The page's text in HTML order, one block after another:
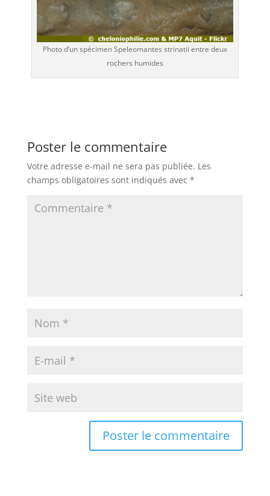
Photo d’un spécimen Speleomantes strinatii entre deux
rochers humides
Poster le commentaire
Votre adresse e-mail ne sera pas publiée. Les
champs obligatoires sont indiqués avec *